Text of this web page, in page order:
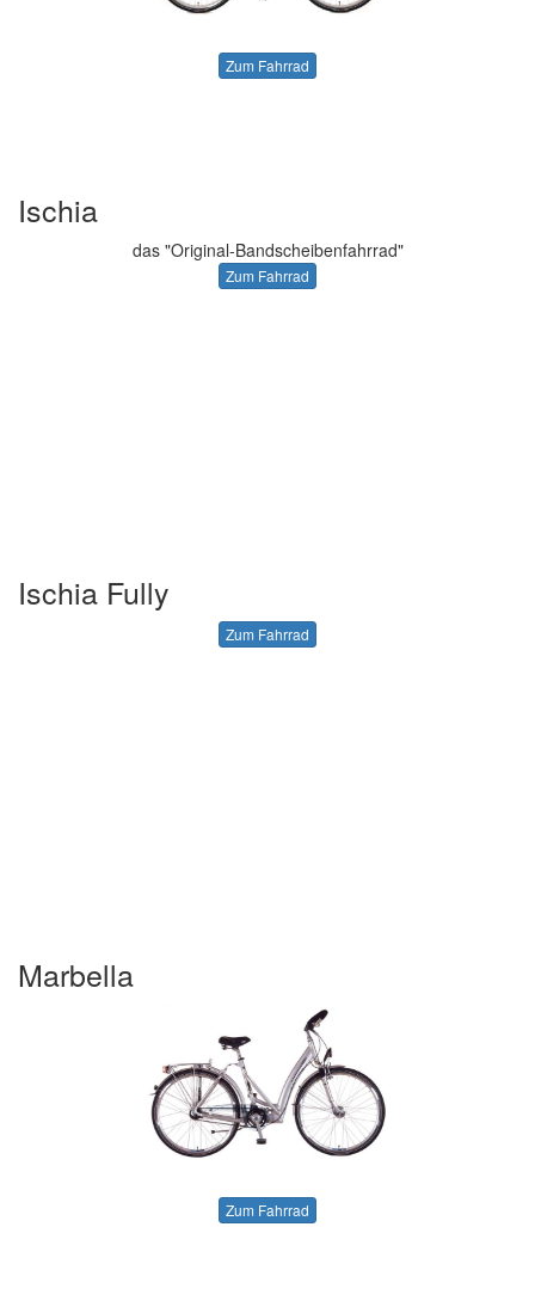
Zum Fahrrad
Ischia
das "Original-Bandscheibenfahrrad"
Zum Fahrrad
Ischia Fully
Zum Fahrrad
Marbella
Zum Fahrrad